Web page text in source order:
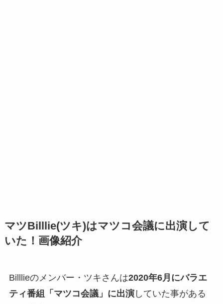
マツBilllie(ツキ)はマツコ会議に出演して
いた！画像紹介
Billlieのメンバー・ツキさんは2020年6月にバラエ
ティ番組「マツコ会議」に出演していた事がある